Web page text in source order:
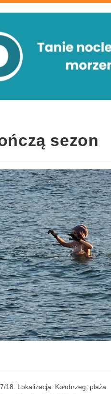
sezon
18. Lokalizacja: Kołobrzeg, plaża